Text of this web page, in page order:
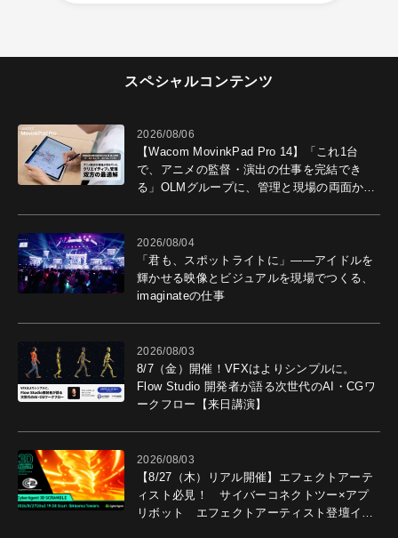
スペシャルコンテンツ
2026/08/06
【Wacom MovinkPad Pro 14】「これ1台
で、アニメの監督・演出の仕事を完結でき
る」OLMグループに、管理と現場の両面から
2026/08/04
「君も、スポットライトに」――アイドルを
輝かせる映像とビジュアルを現場でつくる、
imaginateの仕事
2026/08/03
8/7（金）開催！VFXはよりシンプルに。
Flow Studio 開発者が語る次世代のAI・CGワ
ークフロー【来日講演】
2026/08/03
【8/27（木）リアル開催】エフェクトアーテ
ィスト必見！ サイバーコネクトツー×アプ
リボット エフェクトアーティスト登壇イベ